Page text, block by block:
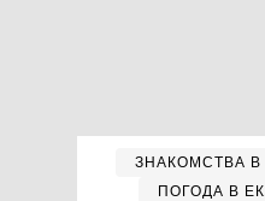
ЗНАКОМСТВА В
ПОГОДА В